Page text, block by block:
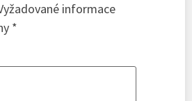
informace
*